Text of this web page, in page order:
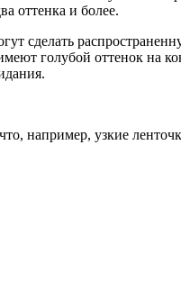
оттенка и более.
сделать
голубой оттенок на
например, узкие